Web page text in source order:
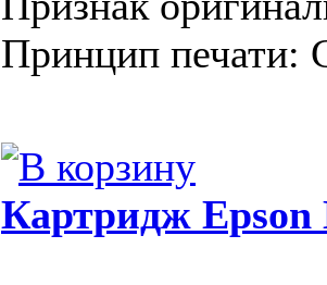
Принцип печати:
Картридж Epson